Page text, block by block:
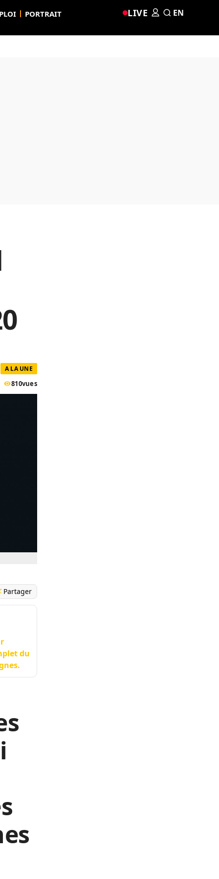
PORTRAIT LIVE EN
A LA UNE
810vues
Partager
du